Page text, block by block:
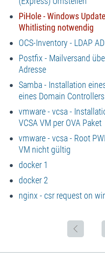
PiHole - Windows
Whitlisting notwendig
OCS-Inventory - LDAP
Postfix - Mailversand
Adresse
Samba - Installation
eines Domain Controllers
vmware - vcsa -
VCSA VM per OVA Paket
vmware - vcsa - Root
VM nicht gültig
docker 1
docker 2
nginx - csr request on